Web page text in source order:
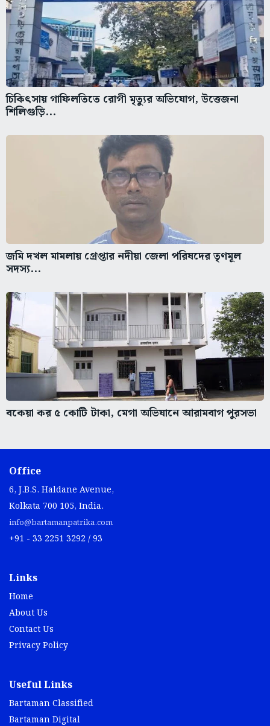
চিকিৎসায় গাফিলতিতে রোগী মৃত্যুর অভিযোগ, উত্তেজনা
শিলিগুড়ি...
জমি দখল মামলায় গ্রেপ্তার নদীয়া জেলা পরিষদের তৃণমূল
সদস্য...
বকেয়া কর ৫ কোটি টাকা, মেগা অভিযানে আরামবাগ পুরসভা
Office
6, J.B.S. Haldane Avenue,
Kolkata 700 105, India.
info@bartamanpatrika.com
+91 - 33 2251 3292 / 93
Links
Home
About Us
Contact Us
Privacy Policy
Useful Links
Bartaman Classified
Bartaman Digital